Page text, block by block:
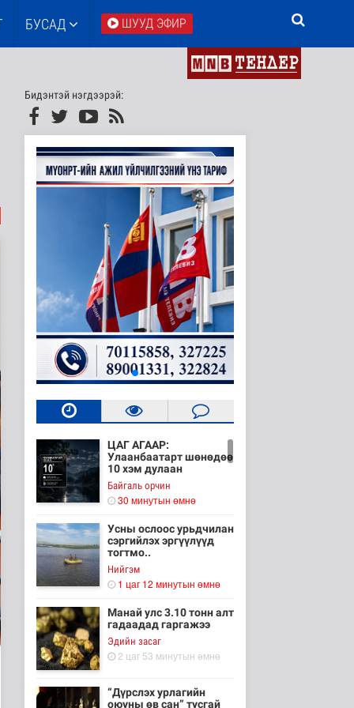
БУСАД ШУУД ЭФИР
Бидэнтэй нэгдээрэй:
ЦАГ АГААР:
Улаанбаатарт шөнөдөө
10 хэм дулаан
Байгаль орчин
30 минутын өмнө
Усны ослоос урьдчилан
сэргийлэх эргүүлүүд
тогтмо..
Нийгэм
1 цаг 12 минутын өмнө
Манай улс 3.10 тонн алт
гадаадад гаргажээ
Эдийн засаг
2 цаг 53 минутын өмнө
“Дүрслэх урлагийн
оюуны өв сан” тусгай